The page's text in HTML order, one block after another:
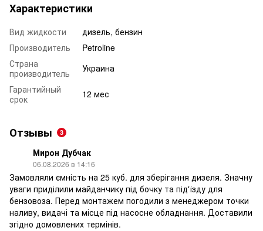
Характеристики
Вид жидкости
дизель, бензин
Производитель
Petroline
Страна
производитель
Украина
Гарантийный
срок
12 мес
Отзывы 3
Мирон Дубчак
06.08.2026 в 14:16
Замовляли ємність на 25 куб. для зберігання дизеля. Значну
уваги приділили майданчику під бочку та під'їзду для
бензовоза. Перед монтажем погодили з менеджером точки
наливу, видачі та місце під насосне обладнання. Доставили
згідно домовлених термінів.